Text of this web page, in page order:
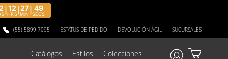
12
HRS
27
MIN
48
SECS
(55) 5899 7095 ESTATUS DE PEDIDO DEVOLUCIÓN ÁGIL SUCURSALES
Catálogos Estilos Colecciones